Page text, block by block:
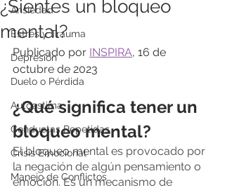
Ansiedad
Estrés y Trauma
Depresión
Duelo o Pérdida
Autoestima
Conductas Repetidas
Crisis Emocional
Manejo de Conflictos
¿Sientes un bloqueo
mental?
Publicado por INSPIRA, 16 de
octubre de 2023
¿Qué significa tener un
bloqueo mental?
El bloqueo mental es provocado por
la negación de algún pensamiento o
emoción. Es un mecanismo de